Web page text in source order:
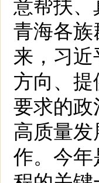
青海各
来，习
方向、
要求的
高质量
作。今年